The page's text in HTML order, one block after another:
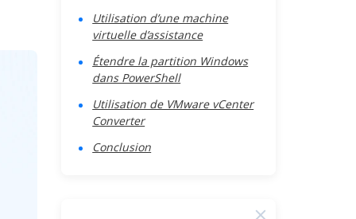
Utilisation d’une machine
virtuelle d’assistance
Étendre la partition Windows
dans PowerShell
Utilisation de VMware vCenter
Converter
Conclusion